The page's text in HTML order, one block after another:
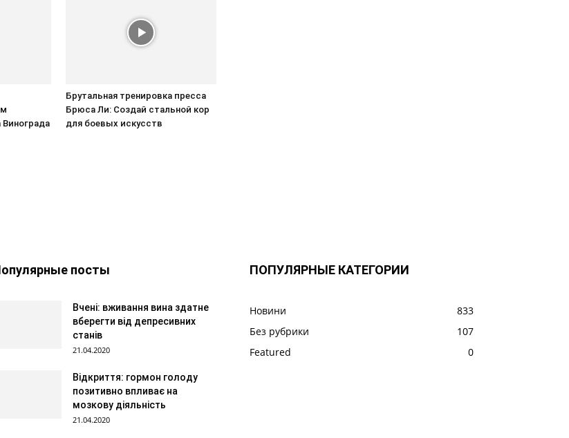
Брутальная тренировка пресса
Брюса Ли: Создай стальной кор
для боевых искусств
посты
Вчені: вживання вина здатне
вберегти від депресивних
станів
21.04.2020
Відкриття: гормон голоду
позитивно впливає на
мозкову діяльність
21.04.2020
ПОПУЛЯРНЫЕ КАТЕГОРИИ
Новини
833
Без рубрики
107
Featured
0